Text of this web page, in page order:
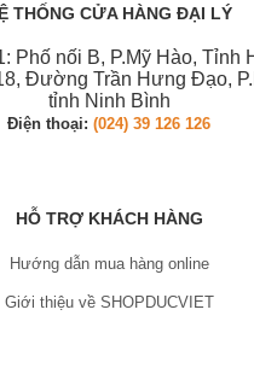
THỐNG CỬA HÀNG ĐẠI LÝ
Phố nối B, P.Mỹ Hào, Tỉnh
Đường Trần Hưng Đạo,
tỉnh Ninh Bình
Điện thoại: (024) 39 126 126
HỖ TRỢ KHÁCH HÀNG
Hướng dẫn mua hàng online
Giới thiệu về SHOPDUCVIET